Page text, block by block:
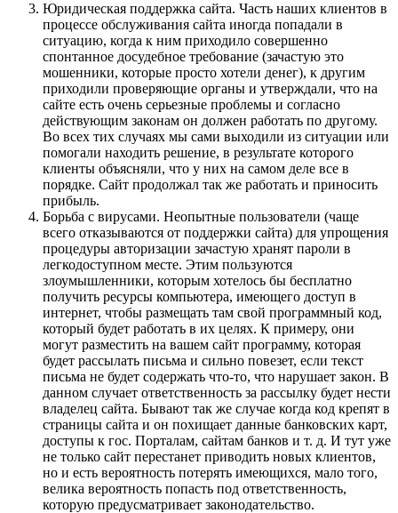
Юридическая поддержка сайта. Часть наших клиентов в
процессе обслуживания сайта иногда попадали в
ситуацию, когда к ним приходило совершенно
спонтанное досудебное требование (зачастую это
мошенники, которые просто хотели денег), к другим
приходили проверяющие органы и утверждали, что на
сайте есть очень серьезные проблемы и согласно
действующим законам он должен работать по другому.
Во всех тих случаях мы сами выходили из ситуации или
помогали находить решение, в результате которого
клиенты объясняли, что у них на самом деле все в
порядке. Сайт продолжал так же работать и приносить
прибыль.
Борьба с вирусами. Неопытные пользователи (чаще
всего отказываются от поддержки сайта) для упрощения
процедуры авторизации зачастую хранят пароли в
легкодоступном месте. Этим пользуются
злоумышленники, которым хотелось бы бесплатно
получить ресурсы компьютера, имеющего доступ в
интернет, чтобы размещать там свой программный код,
который будет работать в их целях. К примеру, они
могут разместить на вашем сайт программу, которая
будет рассылать письма и сильно повезет, если текст
письма не будет содержать что-то, что нарушает закон. В
данном случает ответственность за рассылку будет нести
владелец сайта. Бывают так же случае когда код крепят в
страницы сайта и он похищает данные банковских карт,
доступы к гос. Порталам, сайтам банков и т. д. И тут уже
не только сайт перестанет приводить новых клиентов,
но и есть вероятность потерять имеющихся, мало того,
велика вероятность попасть под ответственность,
которую предусматривает законодательство.